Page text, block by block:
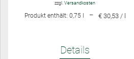
zzgl. Versandkosten
Produkt enthält: 0,75 – € 30,53 / l
Details